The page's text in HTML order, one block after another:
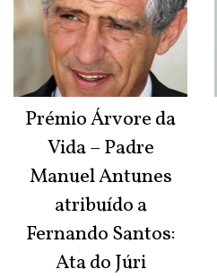
Prémio Árvore da
Vida – Padre
Manuel Antunes
atribuído a
Fernando Santos:
Ata do Júri